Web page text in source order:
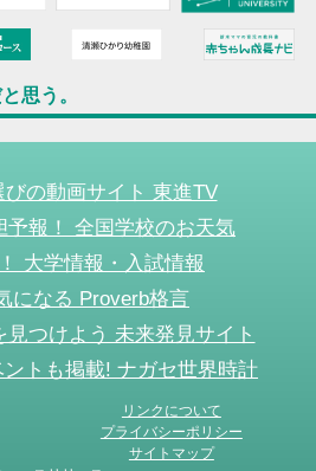
思う。
の動画サイト 東進TV
予報！ 全国学校のお天気
大学情報・入試情報
になる Proverb格言
つけよう 未来発見サイト
トも掲載! ナガセ世界時計
リンクについて
プライバシーポリシー
サイトマップ